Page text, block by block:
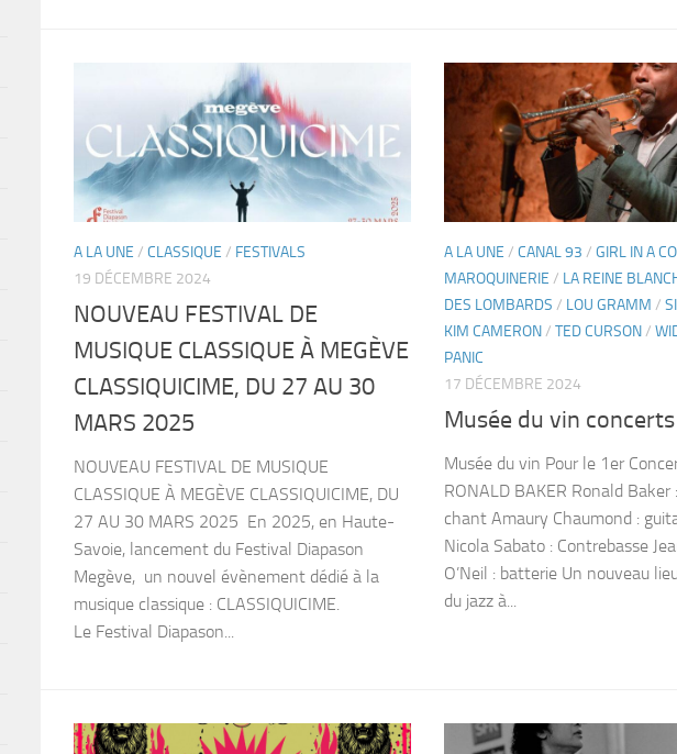
A LA UNE / CLASSIQUE / FESTIVALS
19 DÉCEMBRE 2024
NOUVEAU FESTIVAL DE
MUSIQUE CLASSIQUE À MEGÈVE
CLASSIQUICIME, DU 27 AU 30
MARS 2025
NOUVEAU FESTIVAL DE MUSIQUE
CLASSIQUE À MEGÈVE CLASSIQUICIME, DU
27 AU 30 MARS 2025 En 2025, en Haute-
Savoie, lancement du Festival Diapason
Megève, un nouvel évènement dédié à la
musique classique : CLASSIQUICIME.
Le Festival Diapason...
A LA UNE / CANAL 93 / GIRL IN A
MAROQUINERIE / LA REINE
DES LOMBARDS / LOU GRAMM /
KIM CAMERON/ TED CURSON/
PANIC
17 DÉCEMBRE 2024
Musée du vin concerts
Musée du vin Pour le 1er
RONALD BAKER Ronald
chant Amaury Chaumond :
Nicola Sabato : Contrebasse
O’Neil : batterie Un nouveau
du jazz à...